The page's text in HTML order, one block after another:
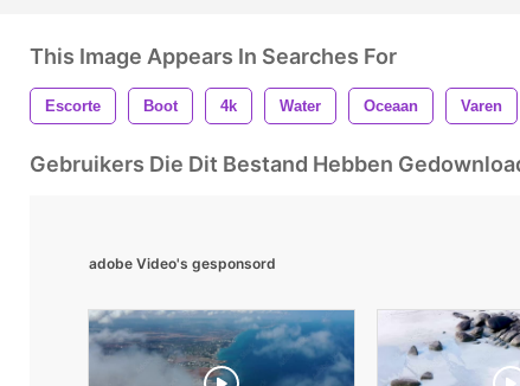
This Image Appears In Searches For
Escorte Boot 4k Water Oceaan Varen
Gebruikers Die Dit Bestand Hebben
adobe Video's gesponsord